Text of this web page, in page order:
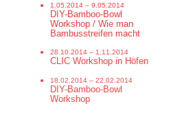
1.05.2014 – 9.05.2014
DIY-Bamboo-Bowl
Workshop / Wie man
Bambusstreifen macht
28.10.2014 – 1.11.2014
CLIC Workshop in Höfen
18.02.2014 – 22.02.2014
DIY-Bamboo-Bowl
Workshop